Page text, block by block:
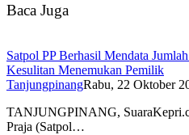
Baca Juga
Satpol PP Berhasil Mendata
Kesulitan Menemukan Pemilik
TanjungpinangRabu, 22 Oktober
TANJUNGPINANG,
Praja (Satpol…